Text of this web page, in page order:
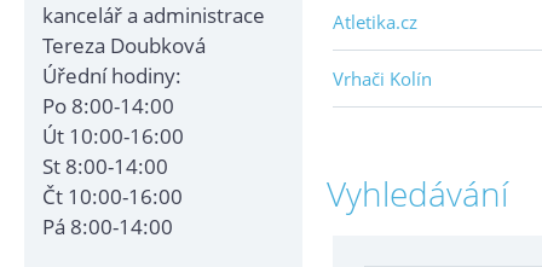
kancelář a administrace
Tereza Doubková
Úřední hodiny:
Po 8:00-14:00
Út 10:00-16:00
St 8:00-14:00
Čt 10:00-16:00
Pá 8:00-14:00
Atletika.cz
Vrhači Kolín
Vyhledávání